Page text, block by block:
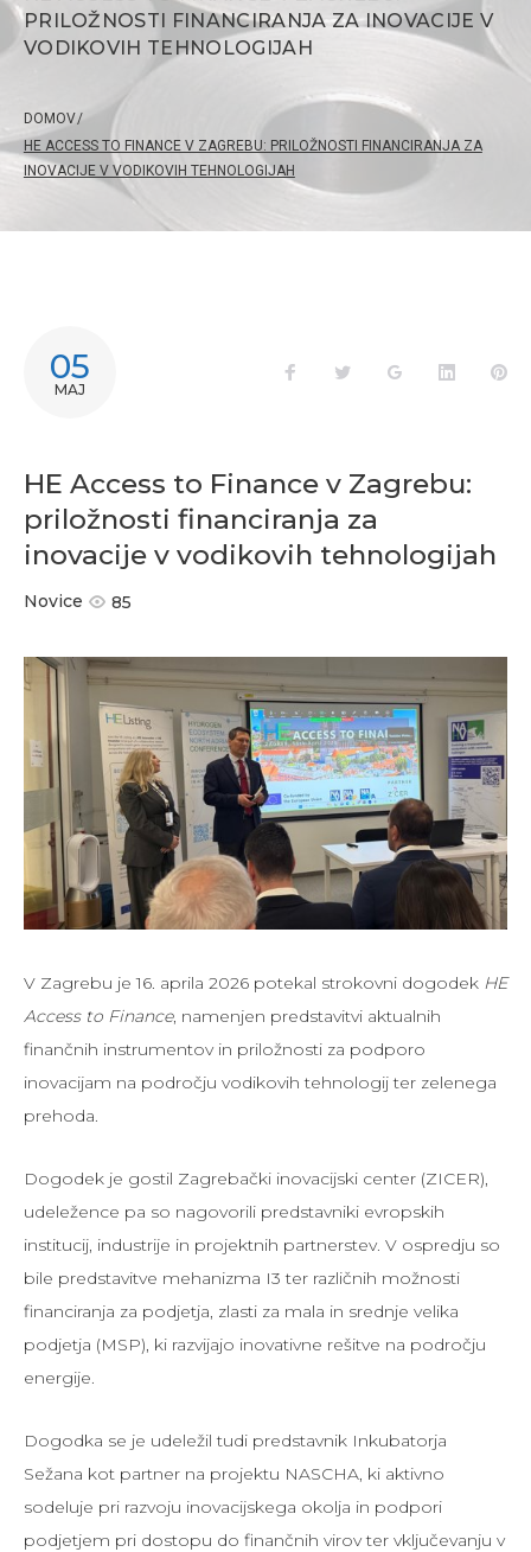
PRILOŽNOSTI FINANCIRANJA ZA INOVACIJE V
VODIKOVIH TEHNOLOGIJAH
DOMOV/
HE ACCESS TO FINANCE V ZAGREBU: PRILOŽNOSTI FINANCIRANJA ZA
INOVACIJE V VODIKOVIH TEHNOLOGIJAH
05
MAJ
FacebookTwitter Google+LinkedIn
HE Access to Finance v Zagrebu:
priložnosti financiranja za
inovacije v vodikovih tehnologijah
Novice 85
V Zagrebu je 16. aprila 2026 potekal strokovni dogodek HE
Access to Finance, namenjen predstavitvi aktualnih
finančnih instrumentov in priložnosti za podporo
inovacijam na področju vodikovih tehnologij ter zelenega
prehoda.
Dogodek je gostil Zagrebački inovacijski center (ZICER),
udeležence pa so nagovorili predstavniki evropskih
institucij, industrije in projektnih partnerstev. V ospredju so
bile predstavitve mehanizma I3 ter različnih možnosti
financiranja za podjetja, zlasti za mala in srednje velika
podjetja (MSP), ki razvijajo inovativne rešitve na področju
energije.
Dogodka se je udeležil tudi predstavnik Inkubatorja
Sežana kot partner na projektu NASCHA, ki aktivno
sodeluje pri razvoju inovacijskega okolja in podpori
podjetjem pri dostopu do finančnih virov ter vključevanju v